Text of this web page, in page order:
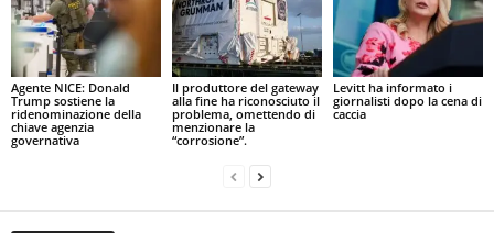
Agente NICE: Donald
Trump sostiene la
ridenominazione della
chiave agenzia
governativa
Il produttore del gateway
alla fine ha riconosciuto il
problema, omettendo di
menzionare la
“corrosione”.
Levitt ha informato i
giornalisti dopo la cena di
caccia